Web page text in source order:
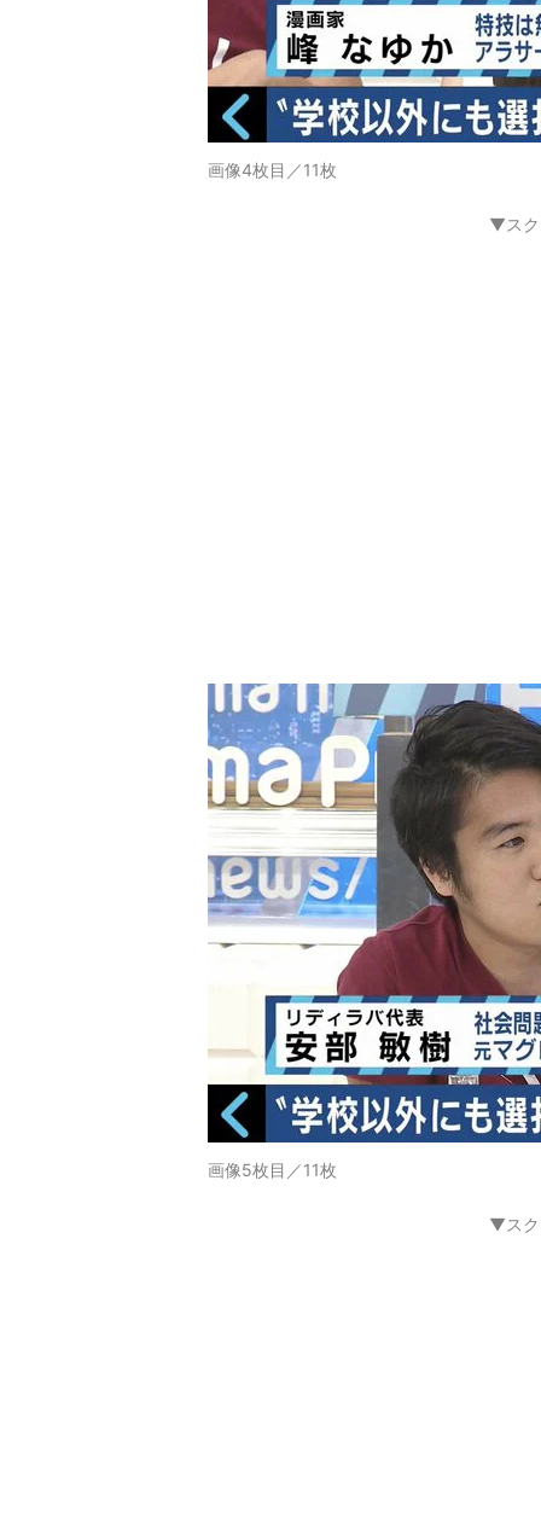
画像4枚目／11枚
▼スク
画像5枚目／11枚
▼スク